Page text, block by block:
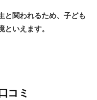
と関われるため、子ども
いえます。
コミ